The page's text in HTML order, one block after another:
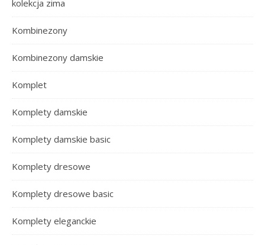
kolekcja zima
Kombinezony
Kombinezony damskie
Komplet
Komplety damskie
Komplety damskie basic
Komplety dresowe
Komplety dresowe basic
Komplety eleganckie